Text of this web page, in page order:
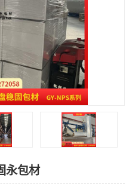
永包材
托盘裹包网兜